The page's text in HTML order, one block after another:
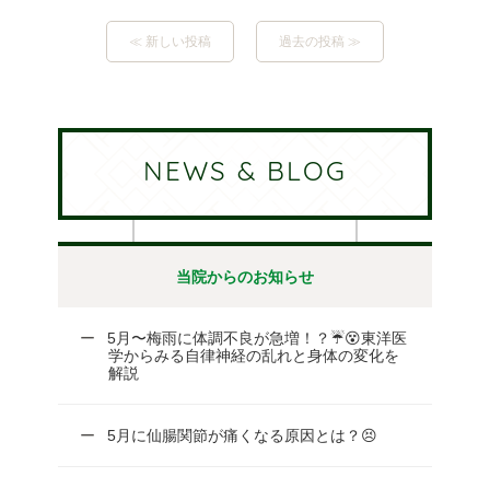
≪ 新しい投稿 過去の投稿 ≫
NEWS & BLOG
当院からのお知らせ
5月〜梅雨に体調不良が急増！？☔😵東洋医
学からみる自律神経の乱れと身体の変化を
解説
5月に仙腸関節が痛くなる原因とは？😣